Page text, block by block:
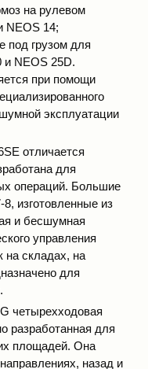
на рулевом
NEOS 14;
под грузом для
и NEOS 25D.
при помощи
эксплуатации
отличается
для
операций. Большие
изготовленные из
и бесшумная
управления
на складах, на
для
четырехходовая
разработанная для
площадей. Она
назад и